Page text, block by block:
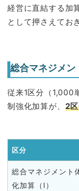
経営に直結する加
として押さえてお
総合マネジメン
従来1区分（1,000
制強化加算が、 2
区分
総合マネジメント
化加算（Ⅰ）